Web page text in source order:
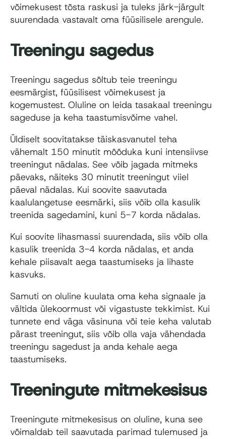
võimekusest tõsta raskusi ja tuleks järk-järgult
suurendada vastavalt oma füüsilisele arengule.
Treeningu sagedus
Treeningu sagedus sõltub teie treeningu
eesmärgist, füüsilisest võimekusest ja
kogemustest. Oluline on leida tasakaal treeningu
sageduse ja keha taastumisvõime vahel.
Üldiselt soovitatakse täiskasvanutel teha
vähemalt 150 minutit mõõduka kuni intensiivse
treeningut nädalas. See võib jagada mitmeks
päevaks, näiteks 30 minutit treeningut viiel
päeval nädalas. Kui soovite saavutada
kaalulangetuse eesmärki, siis võib olla kasulik
treenida sagedamini, kuni 5-7 korda nädalas.
Kui soovite lihasmassi suurendada, siis võib olla
kasulik treenida 3-4 korda nädalas, et anda
kehale piisavalt aega taastumiseks ja lihaste
kasvuks.
Samuti on oluline kuulata oma keha signaale ja
vältida ülekoormust või vigastuste tekkimist. Kui
tunnete end väga väsinuna või teie keha valutab
pärast treeningut, siis võib olla vaja vähendada
treeningu sagedust ja anda kehale aega
taastumiseks.
Treeningute mitmekesisus
Treeningute mitmekesisus on oluline, kuna see
võimaldab teil saavutada parimad tulemused ja